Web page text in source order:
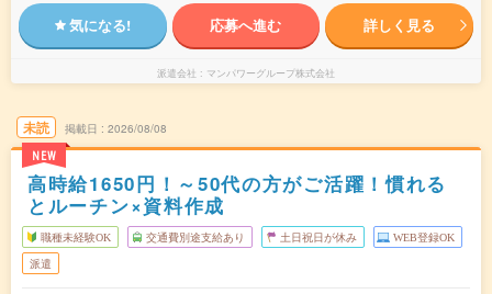
気になる! 応募へ進む 詳しく見る
派遣会社 マンパワーグループ株式会社
未読
NEW
掲載日 2026/08/08
高時給1650円！～50代の方がご活躍！慣れる
とルーチン×資料作成
職種未経験OK 交通費別途支給あり 土日祝日が休み WEB登録OK
派遣